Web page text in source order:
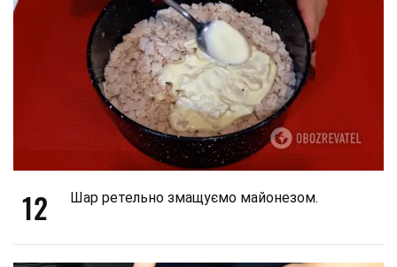
12 Шар ретельно змащуємо майонезом.